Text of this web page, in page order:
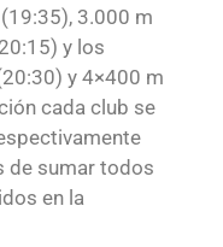
3.000 m
y los
y 4×400 m
cada club se
de sumar todos
en la